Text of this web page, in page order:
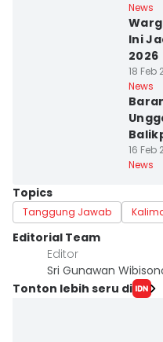
News
Ini
2026
18 Feb
News
16 Feb
News
Topics
Tanggung Jawab
Editorial Team
Editor
Sri Gunawan
Tonton lebih seru di